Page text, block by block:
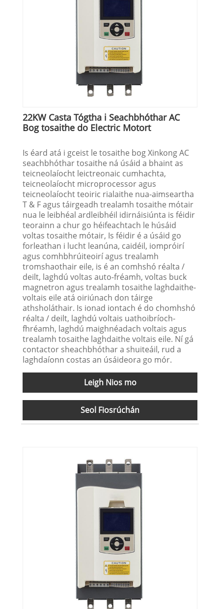
22KW Casta Tógtha i Seachbhóthar AC
Bog tosaithe do Electric Motort
Is éard atá i gceist le tosaithe bog Xinkong AC
seachbhóthar tosaithe ná úsáid a bhaint as
teicneolaíocht leictreonaic cumhachta,
teicneolaíocht microprocessor agus
teicneolaíocht teoiric rialaithe nua-aimseartha
T & F agus táirgeadh trealamh tosaithe mótair
nua le leibhéal ardleibhéil idirnáisiúnta is féidir
teorainn a chur go héifeachtach le húsáid
voltas tosaithe mótair, Is féidir é a úsáid go
forleathan i lucht leanúna, caidéil, iompróirí
agus comhbhrúiteoirí agus trealamh
tromshaothair eile, is é an comhshó réalta /
deilt, laghdú voltas auto-fréamh, voltas buck
magnetron agus trealamh tosaithe laghdaithe-
voltais eile atá oiriúnach don táirge
athsholáthair. Is ionad iontach é do chomhshó
réalta / deilt, laghdú voltais uathoibríoch-
fhréamh, laghdú maighnéadach voltais agus
trealamh tosaithe laghdaithe voltais eile. Ní gá
contactor sheachbhóthar a shuiteáil, rud a
laghdaíonn costas an úsáideora go mór.
Leigh Nios mo
Seol Fiosrúchán